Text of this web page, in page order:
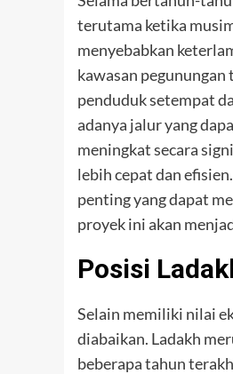
terutama ketika
menyebabkan
kawasan
penduduk setempat
adanya jalur yang
meningkat secara
lebih cepat dan
penting yang dapat
proyek ini akan
Posisi
Selain memiliki nilai
diabaikan. Ladakh
beberapa tahun